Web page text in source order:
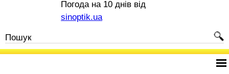
Погода на 10 днів від
sinoptik.ua